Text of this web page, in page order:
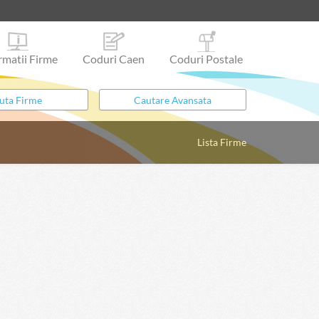
Firme Coduri Caen Coduri Postale
Lista Firme